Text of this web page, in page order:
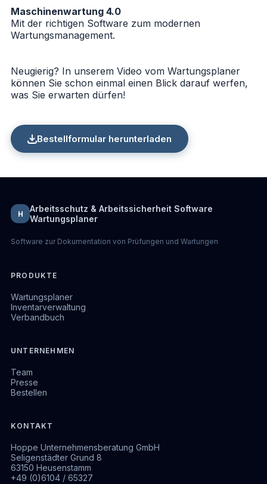
Maschinenwartung 4.0
Mit der richtigen Software zum modernen
Wartungsmanagement.
Neugierig? In unserem Video vom Wartungsplaner
können Sie schon einmal einen Blick darauf werfen,
was Sie erwarten dürfen!
Bestellformular herunterladen
H
Arbeitsschutz & Arbeitssicherheit Software
Wartungsplaner
Software zur Dokumentation von Prüfungen und Wartungen
PRODUKTE
Wartungsplaner
Inventarverwaltung
Verbandbuch
UNTERNEHMEN
Team
Presse
Bestellen
KONTAKT
Hoppe Unternehmensberatung GmbH
Seligenstädter Grund 8
63150 Heusenstamm
+49 (0)6104 / 65327